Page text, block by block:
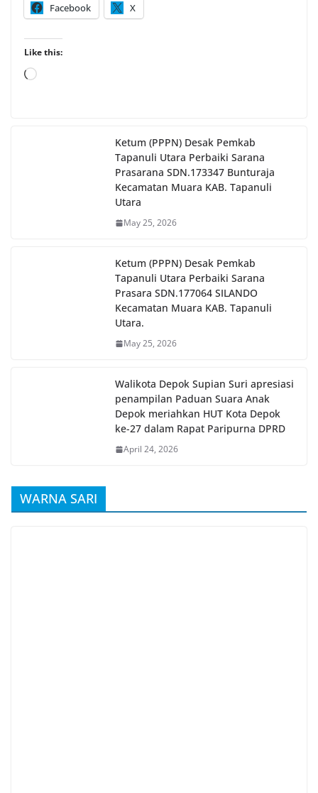
Facebook X
Like this:
Loading…
Ketum (PPPN) Desak Pemkab
Tapanuli Utara Perbaiki Sarana
Prasarana SDN.173347 Bunturaja
Kecamatan Muara KAB. Tapanuli
Utara
May 25, 2026
Ketum (PPPN) Desak Pemkab
Tapanuli Utara Perbaiki Sarana
Prasara SDN.177064 SILANDO
Kecamatan Muara KAB. Tapanuli
Utara.
May 25, 2026
Walikota Depok Supian Suri apresiasi
penampilan Paduan Suara Anak
Depok meriahkan HUT Kota Depok
ke-27 dalam Rapat Paripurna DPRD
April 24, 2026
WARNA SARI